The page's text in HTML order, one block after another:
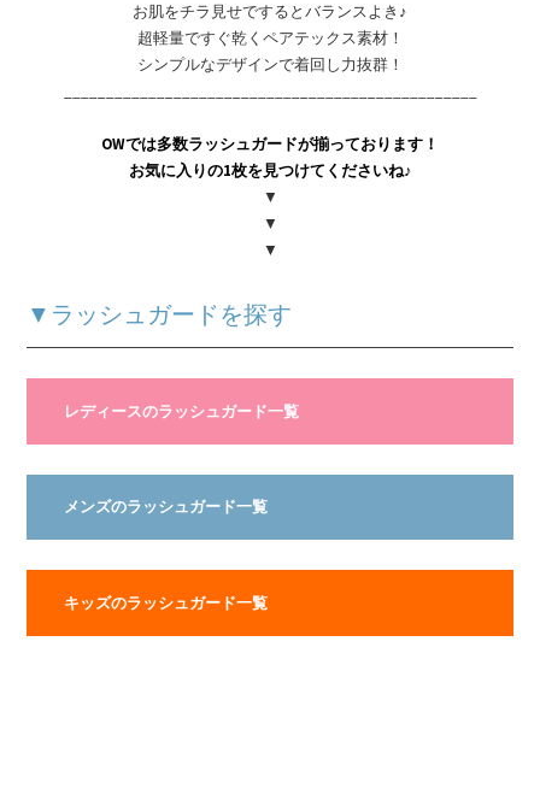
お肌をチラ見せでするとバランスよき♪
超軽量ですぐ乾くペアテックス素材！
シンプルなデザインで着回し力抜群！
OWでは多数ラッシュガードが揃っております！
お気に入りの1枚を見つけてくださいね♪
▼
▼
▼
▼ラッシュガードを探す
レディースのラッシュガード一覧
メンズのラッシュガード一覧
キッズのラッシュガード一覧